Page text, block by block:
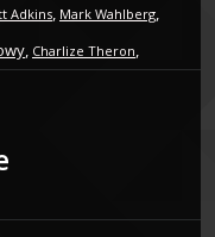
Adkins, Mark Wahlberg,
, Charlize Theron,